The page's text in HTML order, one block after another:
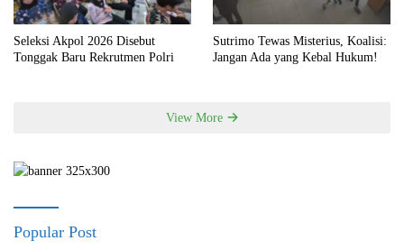
Seleksi Akpol 2026 Disebut
Tonggak Baru Rekrutmen Polri
Sutrimo Tewas Misterius, Koalisi:
Jangan Ada yang Kebal Hukum!
View More
Popular Post